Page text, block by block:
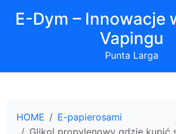
E-Dym – Innowacje
Vapingu
Punta Larga
HOME
E-papierosami
Glikol propylenowy gdzie kupić